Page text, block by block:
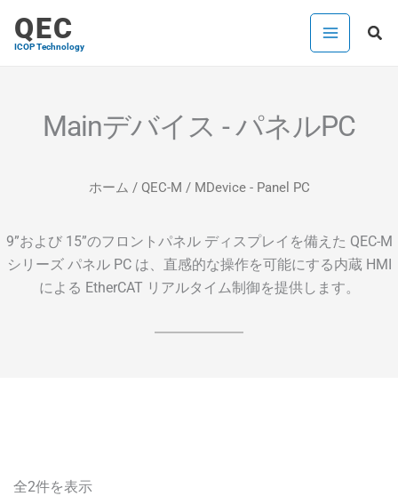
QEC
ICOP Technology
検
Mainデバイス - パネルPC
ホーム / QEC-M / MDevice - Panel PC
9”および 15”のフロントパネル ディスプレイを備えた QEC-M
シリーズ パネル PC は、直感的な操作を可能にする内蔵 HMI
による EtherCAT リアルタイム制御を提供します。
全2件を表示